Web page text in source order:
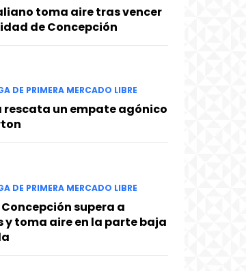
toma aire tras vencer
de Concepción
DE PRIMERA MERCADO LIBRE
rescata un empate agónico
DE PRIMERA MERCADO LIBRE
supera a
y toma aire en la parte baja